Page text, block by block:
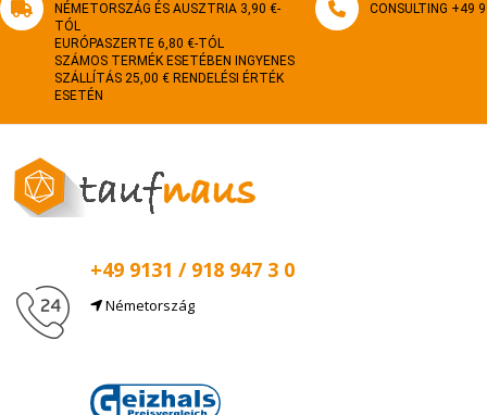
NÉMETORSZÁG ÉS AUSZTRIA 3,90 €-
TÓL
EURÓPASZERTE 6,80 €-TÓL
SZÁMOS TERMÉK ESETÉBEN INGYENES
SZÁLLÍTÁS 25,00 € RENDELÉSI ÉRTÉK
ESETÉN
CONSULTING +49
+49 9131 / 918 947 3 0
Németország